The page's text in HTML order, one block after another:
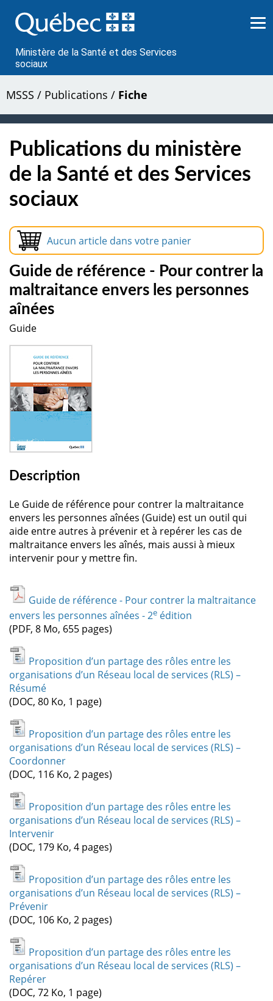
au
contenu
Ministère de la Santé et des Services
sociaux
MSSS / Publications / Fiche
Publications du ministère
de la Santé et des Services
sociaux
Aucun article dans votre panier
Guide de référence - Pour contrer la
maltraitance envers les personnes
aînées
Guide
Description
Le Guide de référence pour contrer la maltraitance
envers les personnes aînées (Guide) est un outil qui
aide entre autres à prévenir et à repérer les cas de
maltraitance envers les aînés, mais aussi à mieux
intervenir pour y mettre fin.
Guide de référence - Pour contrer la maltraitance
envers les personnes aînées - 2e édition
(PDF, 8 Mo, 655 pages)
Proposition d’un partage des rôles entre les
organisations d’un Réseau local de services (RLS) –
Résumé
(DOC, 80 Ko, 1 page)
Proposition d’un partage des rôles entre les
organisations d’un Réseau local de services (RLS) –
Coordonner
(DOC, 116 Ko, 2 pages)
Proposition d’un partage des rôles entre les
organisations d’un Réseau local de services (RLS) –
Intervenir
(DOC, 179 Ko, 4 pages)
Proposition d’un partage des rôles entre les
organisations d’un Réseau local de services (RLS) –
Prévenir
(DOC, 106 Ko, 2 pages)
Proposition d’un partage des rôles entre les
organisations d’un Réseau local de services (RLS) –
Repérer
(DOC, 72 Ko, 1 page)